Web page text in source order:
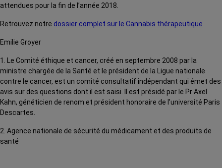
attendues pour la fin de l’année 2018.
Retrouvez notre dossier complet sur le Cannabis thérapeutique
Emilie Groyer
1. Le Comité éthique et cancer, créé en septembre 2008 par la
ministre chargée de la Santé et le président de la Ligue nationale
contre le cancer, est un comité consultatif indépendant qui émet des
avis sur des questions dont il est saisi. Il est présidé par le Pr Axel
Kahn, généticien de renom et président honoraire de l’université Paris
Descartes.
2. Agence nationale de sécurité du médicament et des produits de
santé